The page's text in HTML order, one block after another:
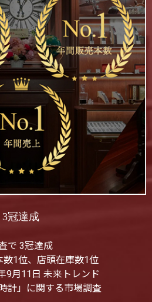
3冠達成
で 3冠達成
1位、店頭在庫数1位
月11日 未来トレンド
計」に関する市場調査